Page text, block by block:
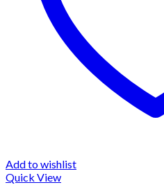
Add to wishlist
Quick View